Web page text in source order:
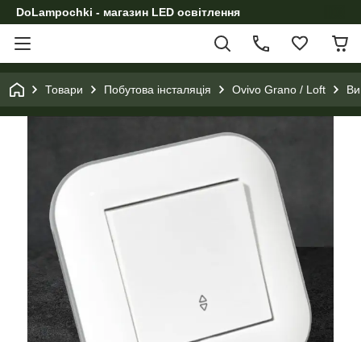
DoLampochki - магазин LED освітлення
Товари Побутова інсталяція Ovivo Grano / Loft